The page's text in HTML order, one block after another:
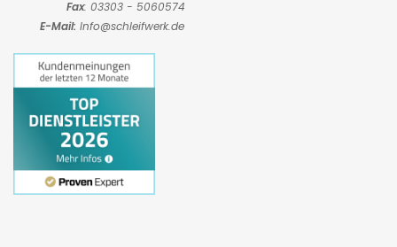
Fax: 03303 - 5060574
E-Mail: Info@schleifwerk.de